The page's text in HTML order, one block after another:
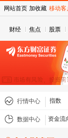
财经 焦点 股票
行情中心 指数
数据中心 资金流
网站首页 加收藏 移动客